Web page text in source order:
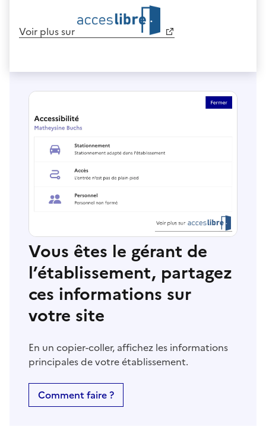
Voir plus sur
Vous êtes le gérant de
l’établissement, partagez
ces informations sur
votre site
En un copier-coller, affichez les informations
principales de votre établissement.
Comment faire ?